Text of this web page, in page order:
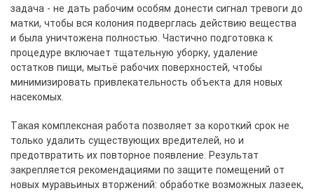
задача - не дать рабочим особям донести сигнал тревоги до
матки, чтобы вся колония подверглась действию вещества
и была уничтожена полностью. Частично подготовка к
процедуре включает тщательную уборку, удаление
остатков пищи, мытьё рабочих поверхностей, чтобы
минимизировать привлекательность объекта для новых
насекомых.
Такая комплексная работа позволяет за короткий срок не
только удалить существующих вредителей, но и
предотвратить их повторное появление. Результат
закрепляется рекомендациями по защите помещений от
новых муравьиных вторжений: обработке возможных лазеек,